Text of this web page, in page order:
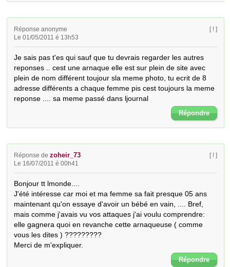
Réponse anonyme
Le 01/05/2011 é 13h53
[ ! ]
Je sais pas t'es qui sauf que tu devrais regarder les autres
reponses .. cest une arnaque elle est sur plein de site avec
plein de nom différent toujour sla meme photo, tu ecrit de 8
adresse différents a chaque femme pis cest toujours la meme
reponse .... sa meme passé dans ljournal
Répondre
Réponse dezoheir_73
Le 16/07/2011 é 00h41
[ ! ]
Bonjour tt lmonde....
J'été intéresse car moi et ma femme sa fait presque 05 ans
maintenant qu'on essaye d'avoir un bébé en vain, .... Bref,
mais comme j'avais vu vos attaques j'ai voulu comprendre:
elle gagnera quoi en revanche cette arnaqueuse ( comme
vous les dites ) ?????????
Merci de m'expliquer.
Répondre